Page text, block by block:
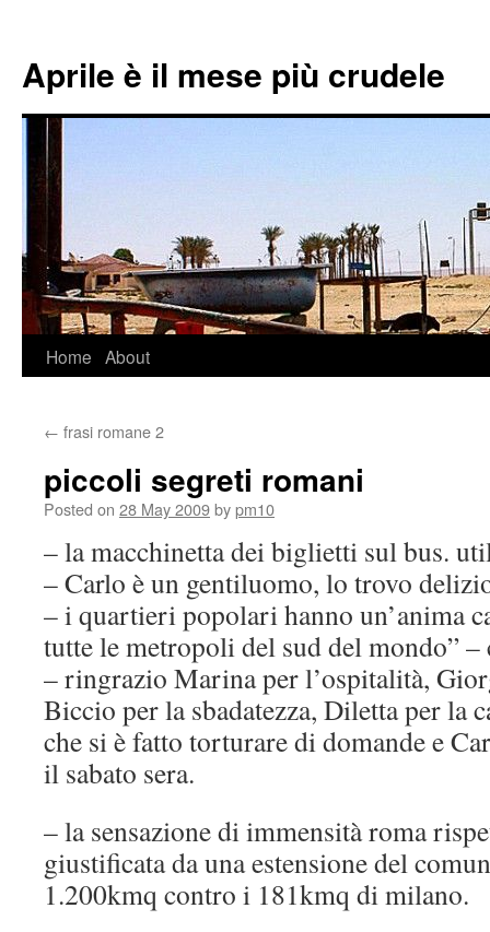
Aprile è il mese più crudele
Skip
content
Home About
← frasi romane 2
piccoli segreti romani
Posted on 28 May 2009bypm10
– la macchinetta dei biglietti sul bus.
– Carlo è un gentiluomo, lo trovo
– i quartieri popolari hanno un’anima
tutte le metropoli del sud del mondo” –
– ringrazio Marina per l’ospitalità,
Biccio per la sbadatezza, Diletta per la
che si è fatto torturare di domande e
il sabato sera.
– la sensazione di immensità roma
giustificata da una estensione del
1.200kmq contro i 181kmq di milano.